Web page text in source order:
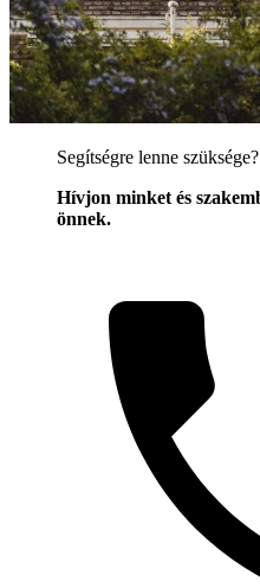
Segítségre lenne szüksége?
Hívjon minket és
önnek.